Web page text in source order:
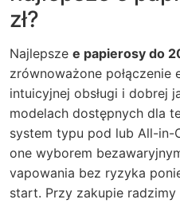
zł?
Najlepsze e papierosy do
zrównoważone połączenie
intuicyjnej obsługi i dobrej
modelach dostępnych dla
system typu pod lub All-in-
one wyborem
vapowania bez ryzyka
start. Przy zakupie